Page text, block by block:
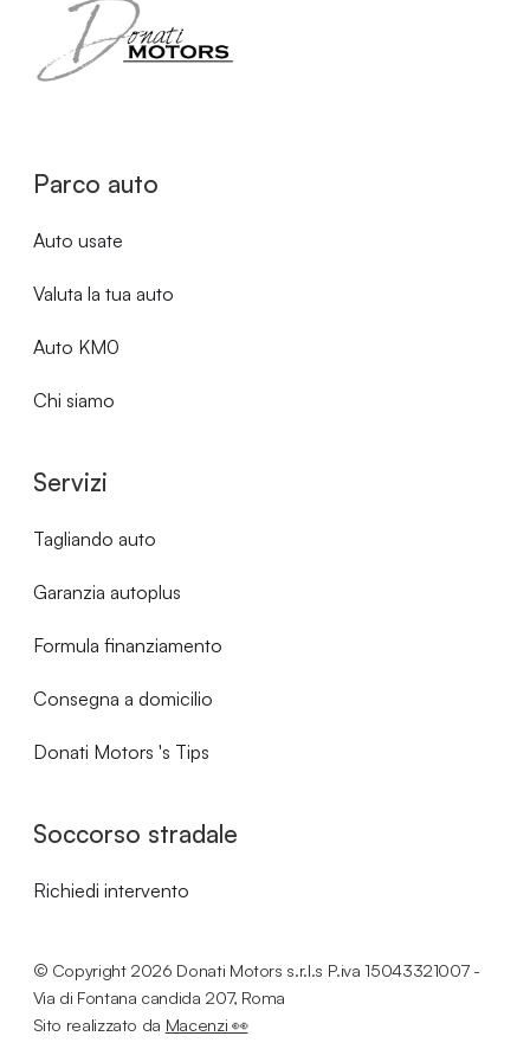
Parco auto
Auto usate
Valuta la tua auto
Auto KM0
Chi siamo
Servizi
Tagliando auto
Garanzia autoplus
Formula finanziamento
Consegna a domicilio
Donati Motors 's Tips
Soccorso stradale
Richiedi intervento
© Copyright 2026 Donati Motors s.r.l.s P.iva 15043321007 -
Via di Fontana candida 207, Roma
Sito realizzato da Macenzi 👀